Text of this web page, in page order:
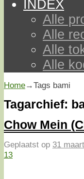
INDEX
Alle
Alle
Alle
Alle
Home→Tags bami
Tagarchief:
Chow Mein
Geplaatst op 31
13